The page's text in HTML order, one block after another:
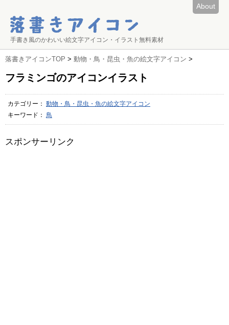
About
手書き風のかわいい絵文字アイコン・イラスト無料素材
落書きアイコンTOP > 動物・鳥・昆虫・魚の絵文字アイコン >
フラミンゴのアイコンイラスト
カテゴリー： 動物・鳥・昆虫・魚の絵文字アイコン
キーワード： 鳥
スポンサーリンク